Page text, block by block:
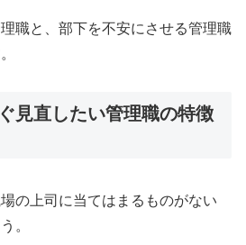
職と、部下を不安にさせる管理職
見直したい管理職の特徴
の上司に当てはまるものがない
。